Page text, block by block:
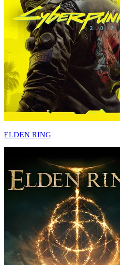
ELDEN RING